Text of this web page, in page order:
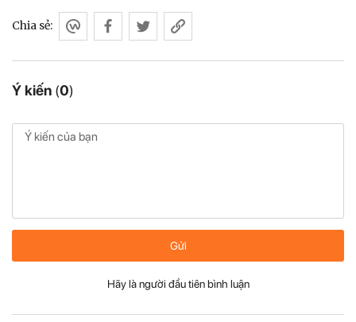
Ý kiến (0)
Chia sẻ:
Gửi
Hãy là người đầu tiên bình luận